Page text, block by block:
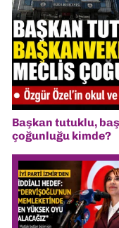
Başkan tutuklu,
çoğunluğu kimde?